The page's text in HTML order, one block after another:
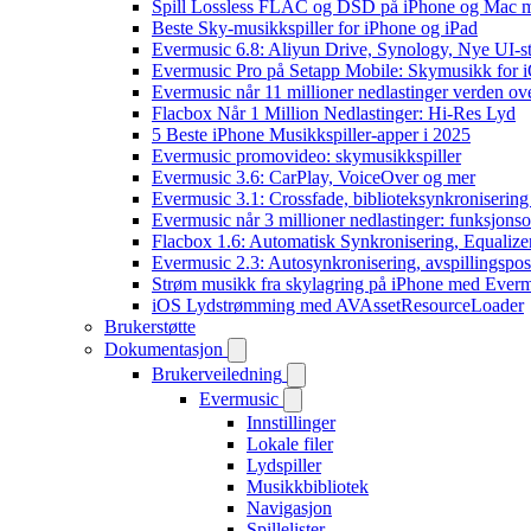
Spill Lossless FLAC og DSD på iPhone og Mac
Beste Sky-musikkspiller for iPhone og iPad
Evermusic 6.8: Aliyun Drive, Synology, Nye UI-
Evermusic Pro på Setapp Mobile: Skymusikk for
Evermusic når 11 millioner nedlastinger verden
Flacbox Når 1 Million Nedlastinger: Hi-Res Lyd
5 Beste iPhone Musikkspiller-apper i 2025
Evermusic promovideo: skymusikkspiller
Evermusic 3.6: CarPlay, VoiceOver og mer
Evermusic 3.1: Crossfade,
Evermusic når 3 millioner nedlastinger:
Flacbox 1.6: Automatisk Synkronisering,
Evermusic 2.3: Autosynkronisering,
Strøm musikk fra skylagring på iPhone med
iOS Lydstrømming med AVAssetResourceLoader
Brukerstøtte
Dokumentasjon
Brukerveiledning
Evermusic
Innstillinger
Lokale filer
Lydspiller
Musikkbibliotek
Navigasjon